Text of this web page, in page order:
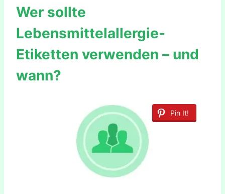
Wer sollte
Lebensmittelallergie-
Etiketten verwenden – und
wann?
Pin It!